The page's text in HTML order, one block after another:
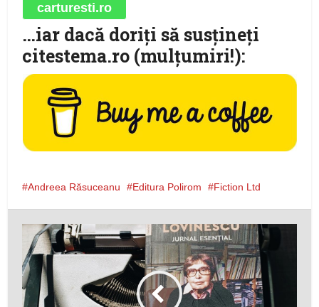
carturesti.ro
…iar dacă doriţi să susţineţi
citestema.ro (mulţumiri!):
Andreea Răsuceanu Editura Polirom Fiction Ltd